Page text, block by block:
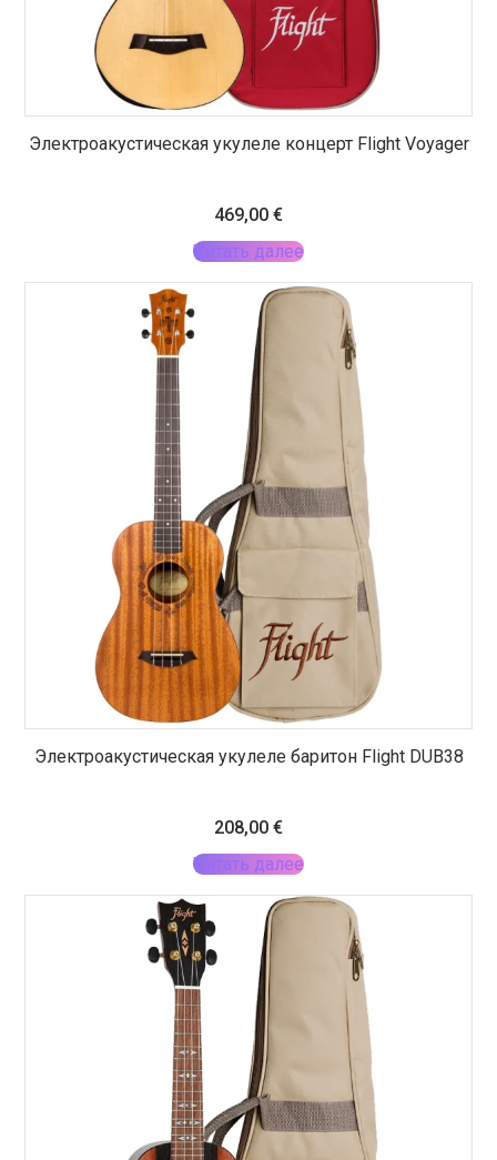
Электроакустическая укулеле концерт Flight Voyager
469,00 €
Читать далее
Электроакустическая укулеле баритон Flight DUB38
208,00 €
Читать далее